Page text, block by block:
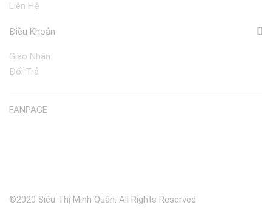
Liên Hệ
Điều Khoản
Giao Nhận
Đổi Trả
FANPAGE
©2020 Siêu Thị Minh Quân. All Rights Reserved